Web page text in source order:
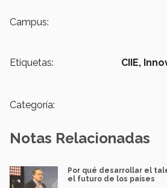
Campus:
Etiquetas: CIIE,
Categoría:
Notas Relacionadas
Por qué desarrollar el
el futuro de los países